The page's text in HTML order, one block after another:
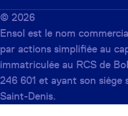
© 2026
Ensol est le nom
par actions simplifiée au
immatriculée au RCS de
246 601 et ayant son siège
Saint-Denis.